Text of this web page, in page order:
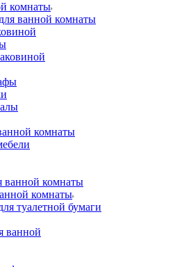
комнаты
ванной комнаты
комнаты
комнаты
туалетной бумаги
ванной